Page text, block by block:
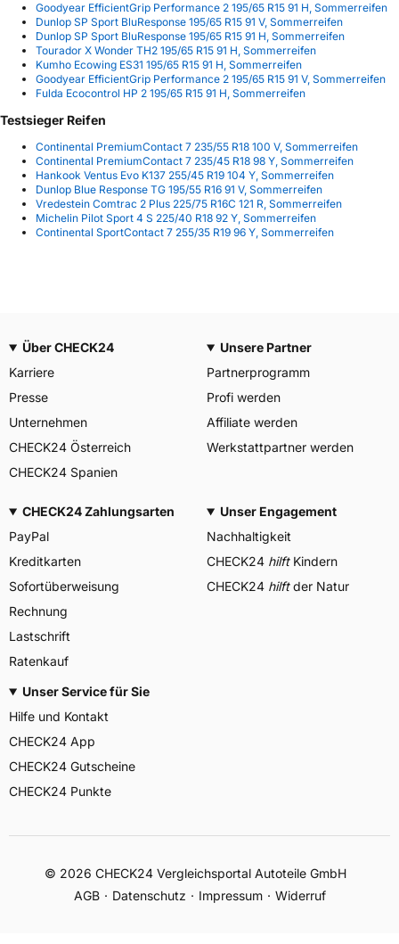
Goodyear EfficientGrip Performance 2 195/65 R15 91 H, Sommerreifen
Dunlop SP Sport BluResponse 195/65 R15 91 V, Sommerreifen
Dunlop SP Sport BluResponse 195/65 R15 91 H, Sommerreifen
Tourador X Wonder TH2 195/65 R15 91 H, Sommerreifen
Kumho Ecowing ES31 195/65 R15 91 H, Sommerreifen
Goodyear EfficientGrip Performance 2 195/65 R15 91 V, Sommerreifen
Fulda Ecocontrol HP 2 195/65 R15 91 H, Sommerreifen
Testsieger Reifen
Continental PremiumContact 7 235/55 R18 100 V, Sommerreifen
Continental PremiumContact 7 235/45 R18 98 Y, Sommerreifen
Hankook Ventus Evo K137 255/45 R19 104 Y, Sommerreifen
Dunlop Blue Response TG 195/55 R16 91 V, Sommerreifen
Vredestein Comtrac 2 Plus 225/75 R16C 121 R, Sommerreifen
Michelin Pilot Sport 4 S 225/40 R18 92 Y, Sommerreifen
Continental SportContact 7 255/35 R19 96 Y, Sommerreifen
Über CHECK24
Karriere
Presse
Unternehmen
CHECK24 Österreich
CHECK24 Spanien
Unsere Partner
Partnerprogramm
Profi werden
Affiliate werden
Werkstattpartner werden
CHECK24 Zahlungsarten
PayPal
Kreditkarten
Sofortüberweisung
Rechnung
Lastschrift
Ratenkauf
Unser Engagement
Nachhaltigkeit
CHECK24 hilftKindern
CHECK24 hilftder Natur
Unser Service für Sie
Hilfe und Kontakt
CHECK24 App
CHECK24 Gutscheine
CHECK24 Punkte
© 2026 CHECK24 Vergleichsportal Autoteile GmbH
AGB
Datenschutz Impressum Widerruf